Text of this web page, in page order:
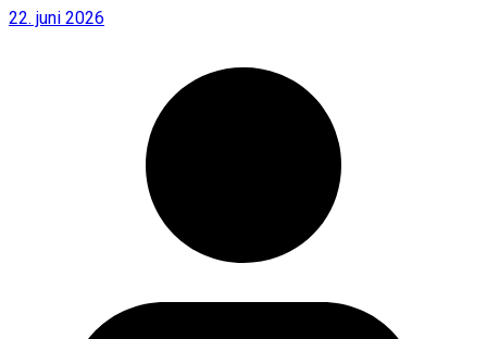
22. juni 2026